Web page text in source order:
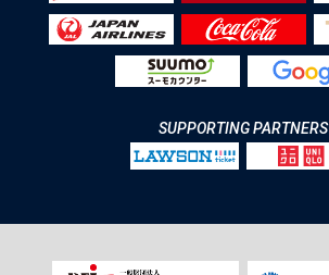
SUPPORTING PARTNERS